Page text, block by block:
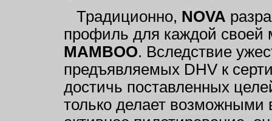
Традиционно, NOVA
профиль для каждой своей
MAMBOO. Вследствие
предъявляемых DHV к
достичь поставленных
только делает возможными